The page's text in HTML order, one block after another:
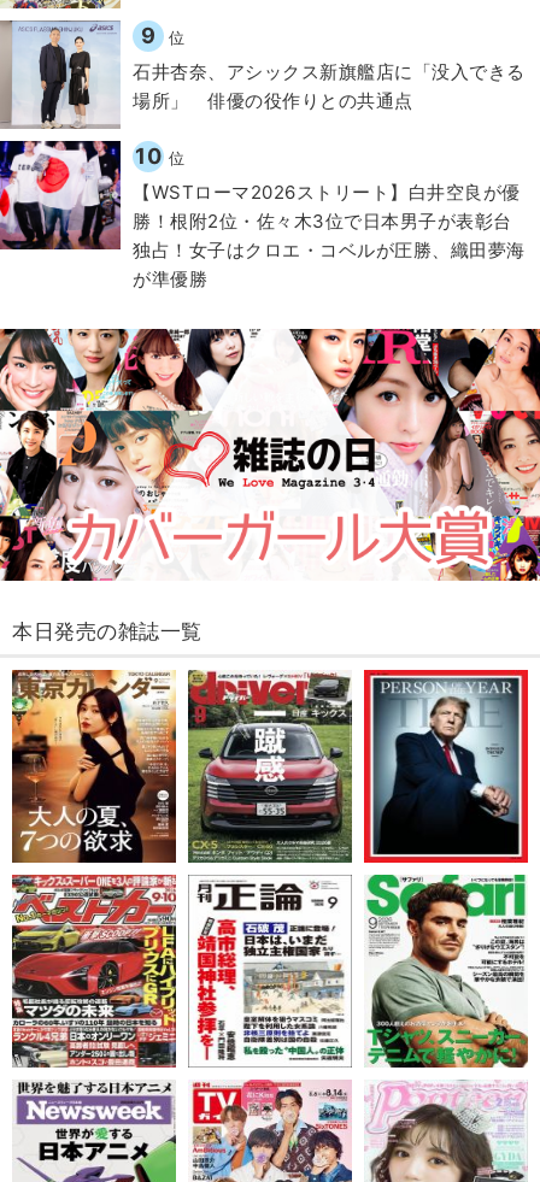
9 位
石井杏奈、アシックス新旗艦店に「没入できる
場所」 俳優の役作りとの共通点
10 位
【WSTローマ2026ストリート】白井空良が優
勝！根附2位・佐々木3位で日本男子が表彰台
独占！女子はクロエ・コベルが圧勝、織田夢海
が準優勝
本日発売の雑誌一覧